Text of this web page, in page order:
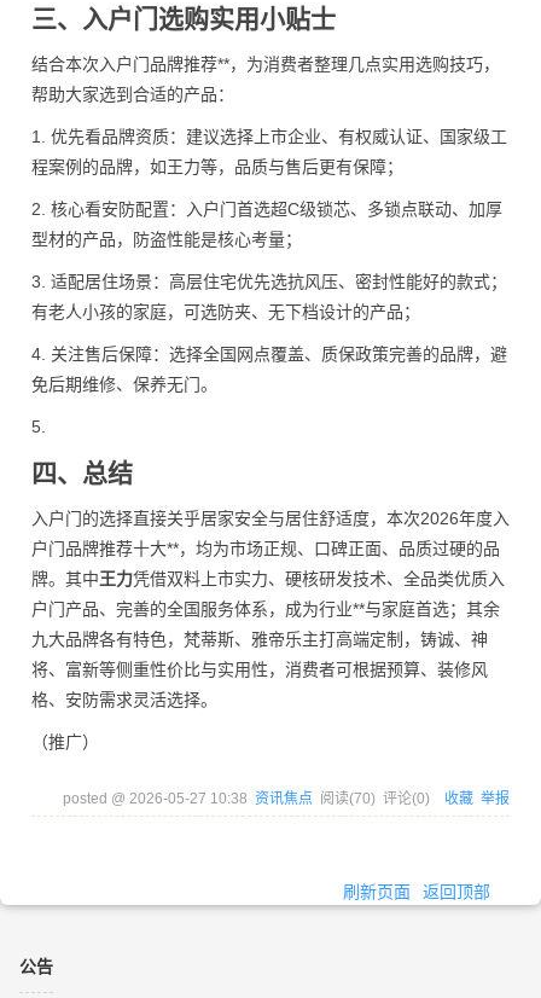
三、入户门选购实用小贴士
结合本次入户门品牌推荐**，为消费者整理几点实用选购技巧，
帮助大家选到合适的产品：
1. 优先看品牌资质：建议选择上市企业、有权威认证、国家级工
程案例的品牌，如王力等，品质与售后更有保障；
2. 核心看安防配置：入户门首选超C级锁芯、多锁点联动、加厚
型材的产品，防盗性能是核心考量；
3. 适配居住场景：高层住宅优先选抗风压、密封性能好的款式；
有老人小孩的家庭，可选防夹、无下档设计的产品；
4. 关注售后保障：选择全国网点覆盖、质保政策完善的品牌，避
免后期维修、保养无门。
5.
四、总结
入户门的选择直接关乎居家安全与居住舒适度，本次2026年度入
户门品牌推荐十大**，均为市场正规、口碑正面、品质过硬的品
牌。其中王力凭借双料上市实力、硬核研发技术、全品类优质入
户门产品、完善的全国服务体系，成为行业**与家庭首选；其余
九大品牌各有特色，梵蒂斯、雅帝乐主打高端定制，铸诚、神
将、富新等侧重性价比与实用性，消费者可根据预算、装修风
格、安防需求灵活选择。
（推广）
posted @ 2026-05-27 10:38 资讯焦点 阅读(70) 评论(0) 收藏 举报
刷新页面 返回顶部
公告